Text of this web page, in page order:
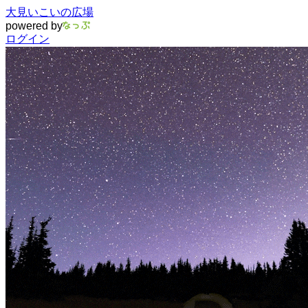
大見いこいの広場
powered by
ログイン